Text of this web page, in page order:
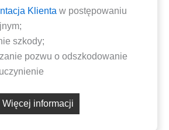
Klien­ta w postę­po­wa­niu
szkody;
pozwu o odszko­do­wa­nie
Wię­cej informacji